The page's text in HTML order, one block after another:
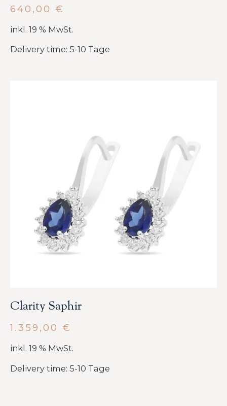
640,00 €
inkl. 19 % MwSt.
Delivery time: 5-10 Tage
Clarity Saphir
1.359,00 €
inkl. 19 % MwSt.
Delivery time: 5-10 Tage